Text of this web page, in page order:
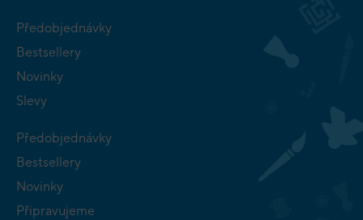
Předobjednávky
Bestsellery
Novinky
Slevy
Předobjednávky
Bestsellery
Novinky
Připravujeme